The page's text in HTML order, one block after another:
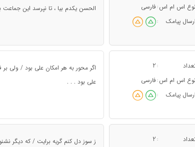
نوع اس ام اس : فارسی
ارسال پیامک
:
الحسن یکدم بیا ، تا نپرسد این
:
2
نوع اس ام اس : فارسی
ارسال پیامک
:
اگر محور به هر امکان علی بود / ولی
علی بود . . .
:
2
ز سوز دل کنم گریه برایت / که دیگر